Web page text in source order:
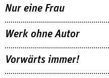
Nur eine Frau
Werk ohne Autor
Vorwärts immer!